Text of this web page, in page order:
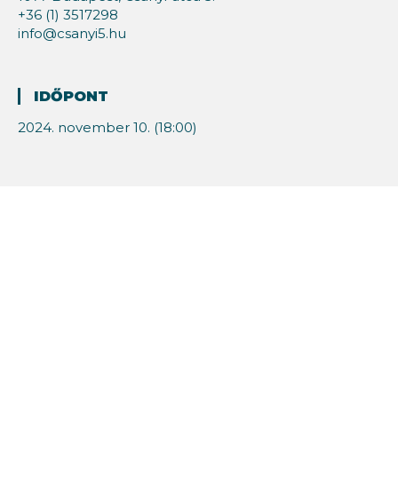
+36 (1) 3517298
info@csanyi5.hu
IDŐPONT
2024. november 10. (18:00)